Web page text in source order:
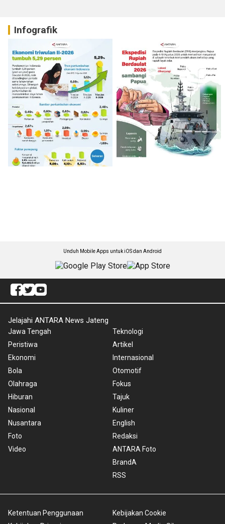
Infografik
Unduh Mobile Apps untuk iOS dan Android
Jelajahi ANTARA News Jateng
Jawa Tengah
Peristiwa
Ekonomi
Bola
Olahraga
Hiburan
Nasional
Nusantara
Foto
Video
Teknologi
Artikel
Internasional
Otomotif
Fokus
Tajuk
Kuliner
English
Redaksi
ANTARA Foto
BrandA
RSS
Ketentuan Penggunaan
Kebijakan Cookie